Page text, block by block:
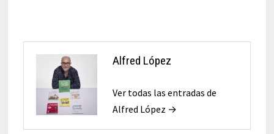
Alfred López
Ver todas las entradas de
Alfred López →